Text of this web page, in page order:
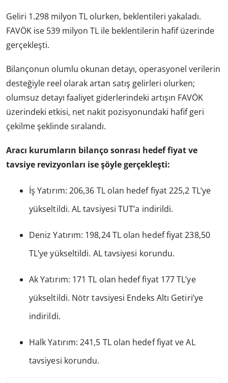
Geliri 1.298 milyon TL olurken, beklentileri yakaladı.
FAVÖK ise 539 milyon TL ile beklentilerin hafif üzerinde
gerçekleşti.
Bilançonun olumlu okunan detayı, operasyonel verilerin
desteğiyle reel olarak artan satış gelirleri olurken;
olumsuz detayı faaliyet giderlerindeki artışın FAVÖK
üzerindeki etkisi, net nakit pozisyonundaki hafif geri
çekilme şeklinde sıralandı.
Aracı kurumların bilanço sonrası hedef fiyat ve
tavsiye revizyonları ise şöyle gerçekleşti:
İş Yatırım: 206,36 TL olan hedef fiyat 225,2 TL’ye
yükseltildi. AL tavsiyesi TUT’a indirildi.
Deniz Yatırım: 198,24 TL olan hedef fiyat 238,50
TL’ye yükseltildi. AL tavsiyesi korundu.
Ak Yatırım: 171 TL olan hedef fiyat 177 TL’ye
yükseltildi. Nötr tavsiyesi Endeks Altı Getiri’ye
indirildi.
Halk Yatırım: 241,5 TL olan hedef fiyat ve AL
tavsiyesi korundu.